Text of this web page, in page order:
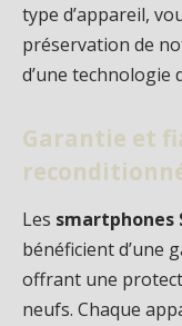
type d’appareil,
préservation de
d’une technologie
Garantie et
Les smartphones
bénéficient d’une
offrant une
neufs. Chaque